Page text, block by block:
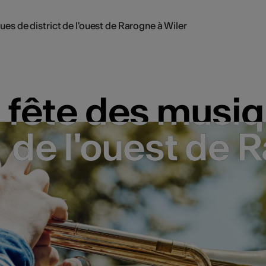
de district de l'ouest de Rarogne à Wiler
fête des
de l'ouest de
fête des
de l'ouest de